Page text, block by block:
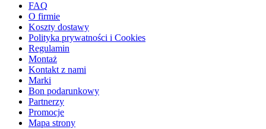
FAQ
O firmie
Koszty dostawy
Polityka prywatności i Cookies
Regulamin
Montaż
Kontakt z nami
Marki
Bon podarunkowy
Partnerzy
Promocje
Mapa strony